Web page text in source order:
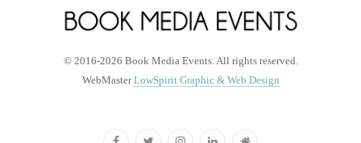
© 2016-2026 Book Media Events. All rights reserved.
WebMasterLowSpirit Graphic & Web Design